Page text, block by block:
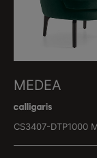
MEDEA
CS3407-DTP1000